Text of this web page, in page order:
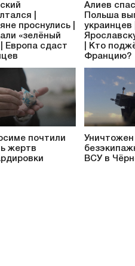
|
проснулись |
«зелёный
| Европа сдаст
Алиев
Польша
украинцев
| Кто
Францию?
почтили
жертв
Уничтожен
ВСУ в